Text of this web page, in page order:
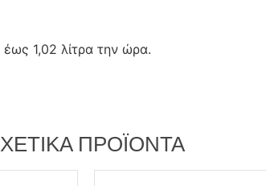
1,02 λίτρα την ώρα.
ΠΡΟΪΌΝΤΑ